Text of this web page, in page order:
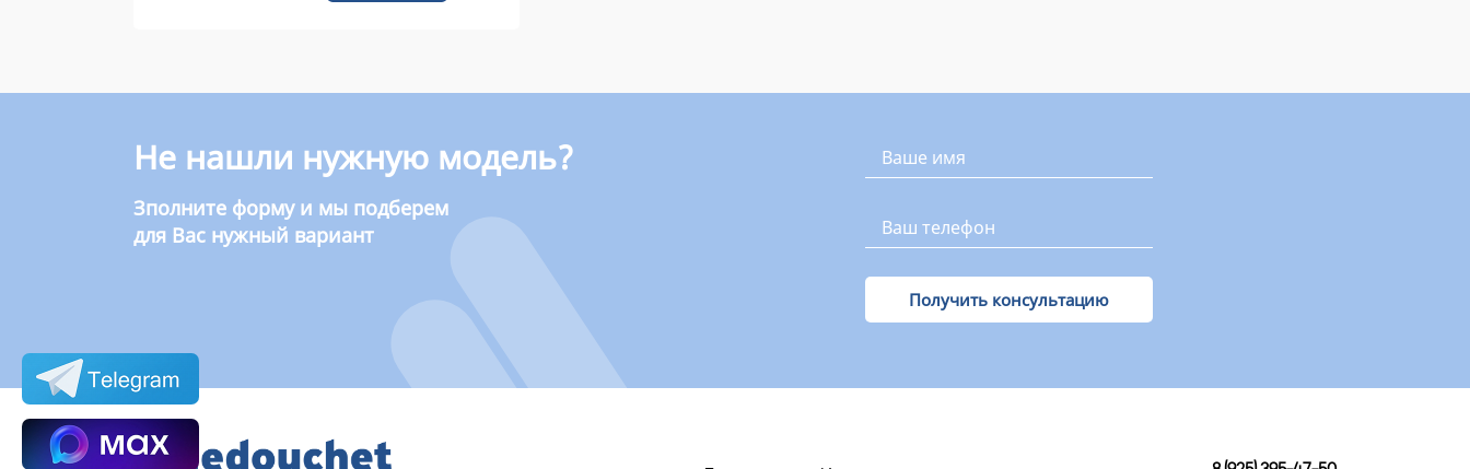
Не нашли нужную модель?
Зполните форму и мы подберем
для Вас нужный вариант
Получить консультацию